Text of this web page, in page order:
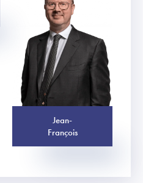
Jean-
François